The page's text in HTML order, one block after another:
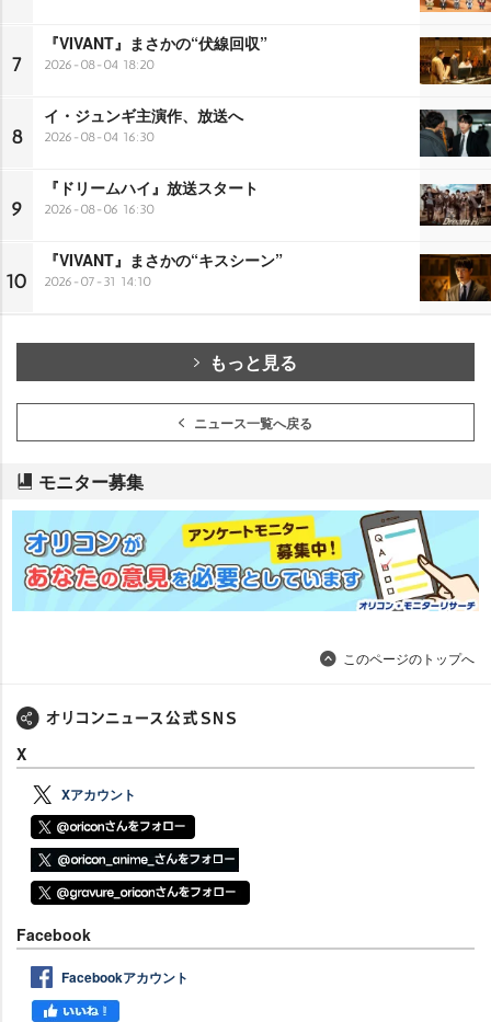
7
『VIVANT』まさかの“伏線回収”
2026-08-04 18:20
8
イ・ジュンギ主演作、放送へ
2026-08-04 16:30
9
『ドリームハイ』放送スタート
2026-08-06 16:30
10
『VIVANT』まさかの“キスシーン”
2026-07-31 14:10
もっと見る
ニュース一覧へ戻る
モニター募集
このページのトップへ
X
Xアカウント
Facebook
Facebookアカウント